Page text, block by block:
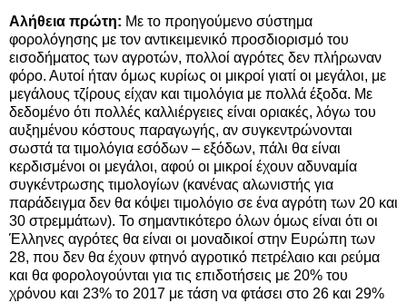
Αλήθεια πρώτη: Με το προηγούμενο σύστημα
φορολόγησης με τον αντικειμενικό προσδιορισμό του
εισοδήματος των αγροτών, πολλοί αγρότες δεν πλήρωναν
φόρο. Αυτοί ήταν όμως κυρίως οι μικροί γιατί οι μεγάλοι, με
μεγάλους τζίρους είχαν και τιμολόγια με πολλά έξοδα. Με
δεδομένο ότι πολλές καλλιέργειες είναι οριακές, λόγω του
αυξημένου κόστους παραγωγής, αν συγκεντρώνονται
σωστά τα τιμολόγια εσόδων – εξόδων, πάλι θα είναι
κερδισμένοι οι μεγάλοι, αφού οι μικροί έχουν αδυναμία
συγκέντρωσης τιμολογίων (κανένας αλωνιστής για
παράδειγμα δεν θα κόψει τιμολόγιο σε ένα αγρότη των 20 και
30 στρεμμάτων). Το σημαντικότερο όλων όμως είναι ότι οι
Έλληνες αγρότες θα είναι οι μοναδικοί στην Ευρώπη των
28, που δεν θα έχουν φτηνό αγροτικό πετρέλαιο και ρεύμα
και θα φορολογούνται για τις επιδοτήσεις με 20% του
χρόνου και 23% το 2017 με τάση να φτάσει στο 26 και 29%